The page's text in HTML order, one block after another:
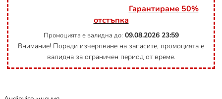
Гарантираме 50%
отстъпка
Промоцията е валидна до: 09.08.2026 23:59
Внимание! Поради изчерпване на запасите, промоцията е
валидна за ограничен период от време.